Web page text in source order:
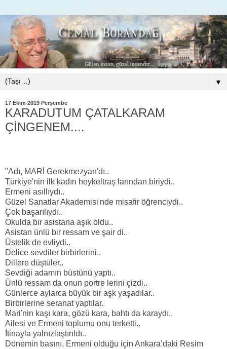
▼
17 Ekim 2019 Perşembe
KARADUTUM ÇATALKARAM
ÇİNGENEM....
"Adı, MARİ Gerekmezyan'dı..
Türkiye'nin ilk kadın heykeltraş larından biriydi..
Ermeni asıllıydı..
Güzel Sanatlar Akademisi'nde misafir öğrenciydi..
Çok başarılıydı..
Okulda bir asistana aşık oldu..
Asistan ünlü bir ressam ve şair di..
Üstelik de evliydi..
Delice sevdiler birbirlerini..
Dillere düştüler..
Sevdiği adamın büstünü yaptı..
Ünlü ressam da onun portre lerini çizdi..
Günlerce aylarca büyük bir aşk yaşadılar..
Birbirlerine seranat yaptılar.
Mari'nin kaşı kara, gözü kara, bahtı da karaydı..
Ailesi ve Ermeni toplumu onu terketti..
İtinayla yalnızlaştırıldı..
Dönemin basını, Ermeni olduğu için Ankara’daki Resim